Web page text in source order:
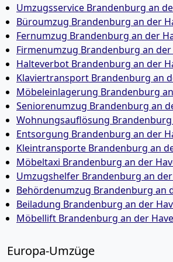
Umzugsservice Brandenburg an
Büroumzug Brandenburg an der
Fernumzug Brandenburg an der
Firmenumzug Brandenburg an der
Halteverbot Brandenburg an der
Klaviertransport Brandenburg an
Möbeleinlagerung Brandenburg
Seniorenumzug Brandenburg an
Wohnungsauflösung Brandenburg
Entsorgung Brandenburg an der
Kleintransporte Brandenburg an
Möbeltaxi Brandenburg an der
Umzugshelfer Brandenburg an
Behördenumzug Brandenburg an
Beiladung Brandenburg an der
Möbellift Brandenburg an der
Europa-Umzüge